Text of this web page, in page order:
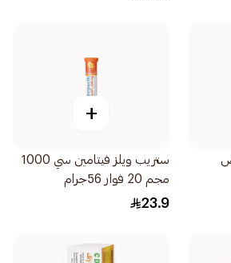
+
ستريب ويلز فيتامين سي 1000
مجم 20 فوار 56جرام
23.9